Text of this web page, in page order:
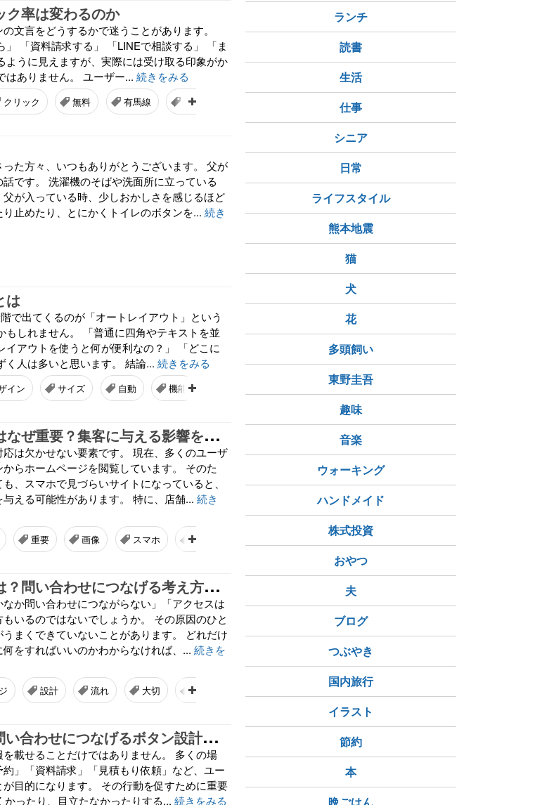
ク率は変わるのか
文言をどうするかで迷うことがあります。
」 「資料請求する」 「LINEで相談する」 「ま
うに見えますが、実際には受け取る印象がか
はありません。 ユーザー... 続きをみる
クリック 無料 有馬線 プログラミング
た方々、いつもありがとうございます。 父が
です。 洗濯機のそばや洗面所に立っている
が入っている時、少しおかしさを感じるほど
止めたり、とにかくトイレのボタンを... 続き
は
で出てくるのが「オートレイアウト」という
しれません。 「普通に四角やテキストを並
アウトを使うと何が便利なの？」 「どこに
人は多いと思います。 結論... 続きをみる
イン サイズ 自動 機能
ホ
ームページのスマホ対応はなぜ重要？集客に与える影響を解説
は欠かせない要素です。 現在、多くのユーザ
らホームページを閲覧しています。 そのた
、スマホで見づらいサイトになっていると、
える可能性があります。 特に、店舗... 続き
重要 画像 スマホ プログラミング
ホ
ームページの導線設計とは？問い合わせにつなげる考え方を解説
か問い合わせにつながらない」「アクセスは
いるのではないでしょうか。 その原因のひと
まくできていないことがあります。 どれだけ
をすればいいのかわからなければ、... 続きを
設計 流れ 大切 情報
ホ
ームページのCTAとは？問い合わせにつなげるボタン設計の基本
載せることだけではありません。 多くの場
」「資料請求」「見積もり依頼」など、ユー
目的になります。 その行動を促すために重要
ったり、目立たなかったりする... 続きをみる
ランチ
読書
生活
仕事
シニア
日常
ライフスタイル
熊本地震
猫
犬
花
多頭飼い
東野圭吾
趣味
音楽
ウォーキング
ハンドメイド
株式投資
おやつ
夫
ブログ
つぶやき
国内旅行
イラスト
節約
本